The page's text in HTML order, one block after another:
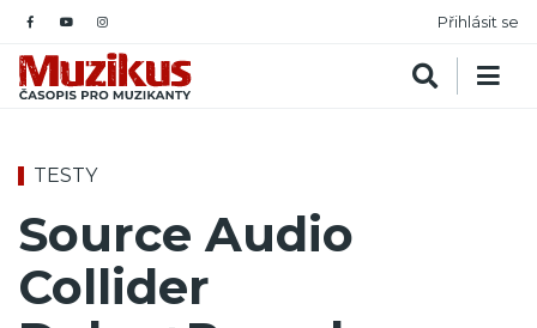
Přihlásit se
TESTY
Source Audio
Collider